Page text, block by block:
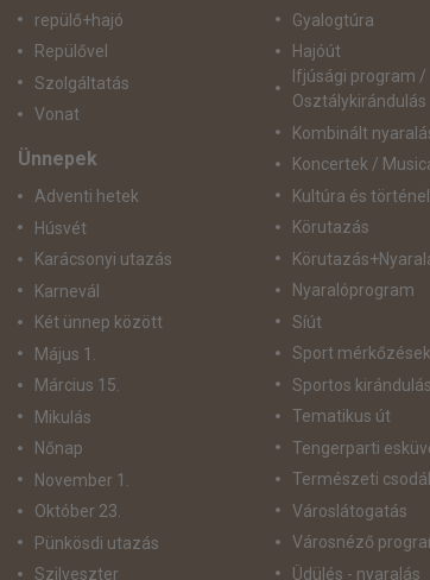
repülő+hajó
Repülővel
Szolgáltatás
Vonat
Ünnepek
Adventi hetek
Húsvét
Karácsonyi utazás
Karnevál
Két ünnep között
Május 1.
Március 15.
Mikulás
Nőnap
November 1.
Október 23.
Pünkösdi utazás
Szilveszter
Gyalogtúra
Hajóút
Ifjúsági program /
Osztálykirándulás
Kombinált
Koncertek /
Kultúra és
Körutazás
Nyaralóprogram
Síút
Sport mérkőzések
Sportos
Tematikus út
Tengerparti
Természeti
Városlátogatás
Városnéző
Üdülés - nyaralás